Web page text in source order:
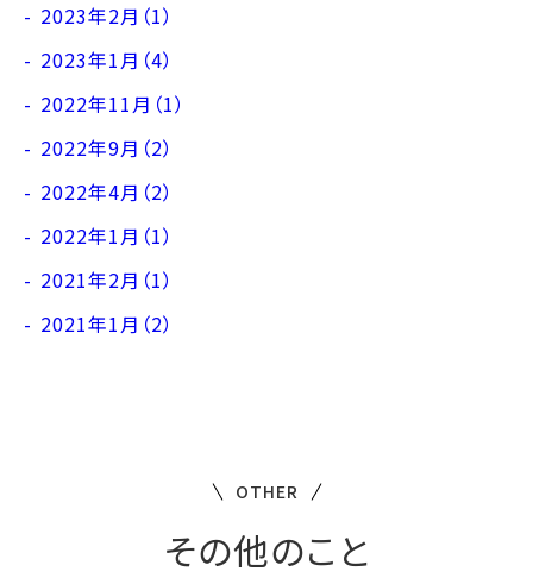
2023年2月（1）
2023年1月（4）
2022年11月（1）
2022年9月（2）
2022年4月（2）
2022年1月（1）
2021年2月（1）
2021年1月（2）
OTHER
その他のこと